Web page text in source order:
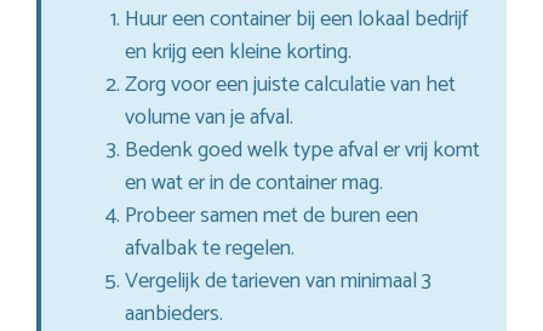
Huur een container bij een lokaal bedrijf
en krijg een kleine korting.
Zorg voor een juiste calculatie van het
volume van je afval.
Bedenk goed welk type afval er vrij komt
en wat er in de container mag.
Probeer samen met de buren een
afvalbak te regelen.
Vergelijk de tarieven van minimaal 3
aanbieders.